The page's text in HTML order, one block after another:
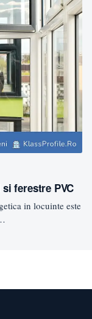
ferestre PVC
in locuinte este